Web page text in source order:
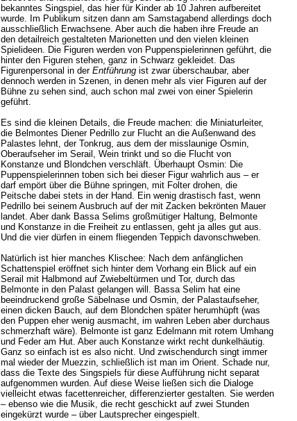
bekanntes Singspiel, das hier für Kinder ab 10 Jahren aufbereitet
wurde. Im Publikum sitzen dann am Samstagabend allerdings doch
ausschließlich Erwachsene. Aber auch die haben ihre Freude an
den detailreich gestalteten Marionetten und den vielen kleinen
Spielideen. Die Figuren werden von Puppenspielerinnen geführt, die
hinter den Figuren stehen, ganz in Schwarz gekleidet. Das
Figurenpersonal in der Entführungist zwar überschaubar, aber
dennoch werden in Szenen, in denen mehr als vier Figuren auf der
Bühne zu sehen sind, auch schon mal zwei von einer Spielerin
geführt.
Es sind die kleinen Details, die Freude machen: die Miniaturleiter,
die Belmontes Diener Pedrillo zur Flucht an die Außenwand des
Palastes lehnt, der Tonkrug, aus dem der misslaunige Osmin,
Oberaufseher im Serail, Wein trinkt und so die Flucht von
Konstanze und Blondchen verschläft. Überhaupt Osmin: Die
Puppenspielerinnen toben sich bei dieser Figur wahrlich aus – er
darf empört über die Bühne springen, mit Folter drohen, die
Peitsche dabei stets in der Hand. Ein wenig drastisch fast, wenn
Pedrillo bei seinem Ausbruch auf der mit Zacken bekrönten Mauer
landet. Aber dank Bassa Selims großmütiger Haltung, Belmonte
und Konstanze in die Freiheit zu entlassen, geht ja alles gut aus.
Und die vier dürfen in einem fliegenden Teppich davonschweben.
Natürlich ist hier manches Klischee: Nach dem anfänglichen
Schattenspiel eröffnet sich hinter dem Vorhang ein Blick auf ein
Serail mit Halbmond auf Zwiebeltürmen und Tor, durch das
Belmonte in den Palast gelangen will. Bassa Selim hat eine
beeindruckend große Säbelnase und Osmin, der Palastaufseher,
einen dicken Bauch, auf dem Blondchen später herumhüpft (was
den Puppen eher wenig ausmacht, im wahren Leben aber durchaus
schmerzhaft wäre). Belmonte ist ganz Edelmann mit rotem Umhang
und Feder am Hut. Aber auch Konstanze wirkt recht dunkelhäutig.
Ganz so einfach ist es also nicht. Und zwischendurch singt immer
mal wieder der Muezzin, schließlich ist man im Orient. Schade nur,
dass die Texte des Singspiels für diese Aufführung nicht separat
aufgenommen wurden. Auf diese Weise ließen sich die Dialoge
vielleicht etwas facettenreicher, differenzierter gestalten. Sie werden
– ebenso wie die Musik, die recht geschickt auf zwei Stunden
eingekürzt wurde – über Lautsprecher eingespielt.